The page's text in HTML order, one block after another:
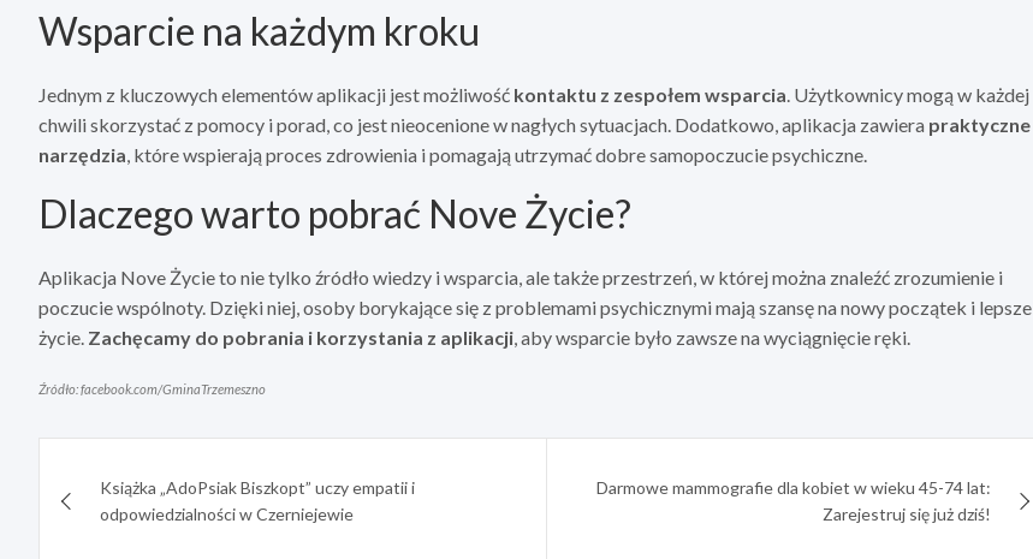
Wsparcie na każdym kroku
Jednym z kluczowych elementów aplikacji jest możliwość kontaktu z zespołem wsparcia. Użytkownicy mogą w każdej
chwili skorzystać z pomocy i porad, co jest nieocenione w nagłych sytuacjach. Dodatkowo, aplikacja zawiera praktyczne
narzędzia, które wspierają proces zdrowienia i pomagają utrzymać dobre samopoczucie psychiczne.
Dlaczego warto pobrać Nove Życie?
Aplikacja Nove Życie to nie tylko źródło wiedzy i wsparcia, ale także przestrzeń, w której można znaleźć zrozumienie i
poczucie wspólnoty. Dzięki niej, osoby borykające się z problemami psychicznymi mają szansę na nowy początek i lepsze
życie. Zachęcamy do pobrania i korzystania z aplikacji, aby wsparcie było zawsze na wyciągnięcie ręki.
Źródło: facebook.com/GminaTrzemeszno
wpisuKsiążka „AdoPsiak Biszkopt” uczy empatii i
odpowiedzialności w Czerniejewie
Darmowe mammografie dla kobiet w wieku 45-74 lat:
Zarejestruj się już dziś!